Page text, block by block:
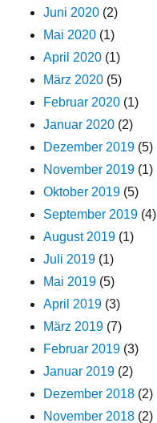
Juni 2020 (2)
Mai 2020 (1)
April 2020 (1)
März 2020 (5)
Februar 2020 (1)
Januar 2020 (2)
Dezember 2019 (5)
November 2019 (1)
Oktober 2019 (5)
September 2019 (4)
August 2019 (1)
Juli 2019 (1)
Mai 2019 (5)
April 2019 (3)
März 2019 (7)
Februar 2019 (3)
Januar 2019 (2)
Dezember 2018 (2)
November 2018 (2)